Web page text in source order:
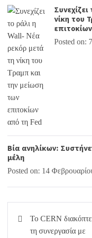
νίκη του
Posted on:
Βία ανηλίκων:
μέλη
Posted on: 14
Πλοήγηση
άρθρων
To CERN
τη συνεργασία με